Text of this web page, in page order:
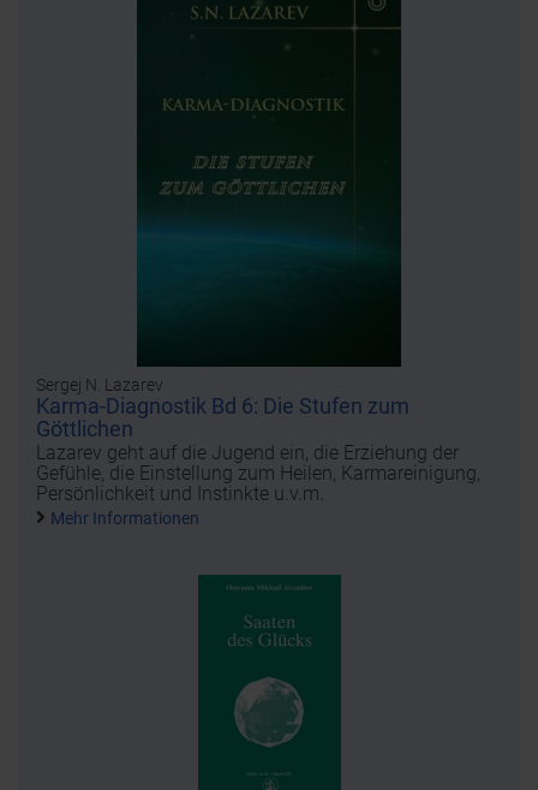
Sergej N. Lazarev
Karma-Diagnostik Bd 6: Die Stufen zum
Göttlichen
Lazarev geht auf die Jugend ein, die Erziehung der
Gefühle, die Einstellung zum Heilen, Karmareinigung,
Persönlichkeit und Instinkte u.v.m.
Mehr Informationen